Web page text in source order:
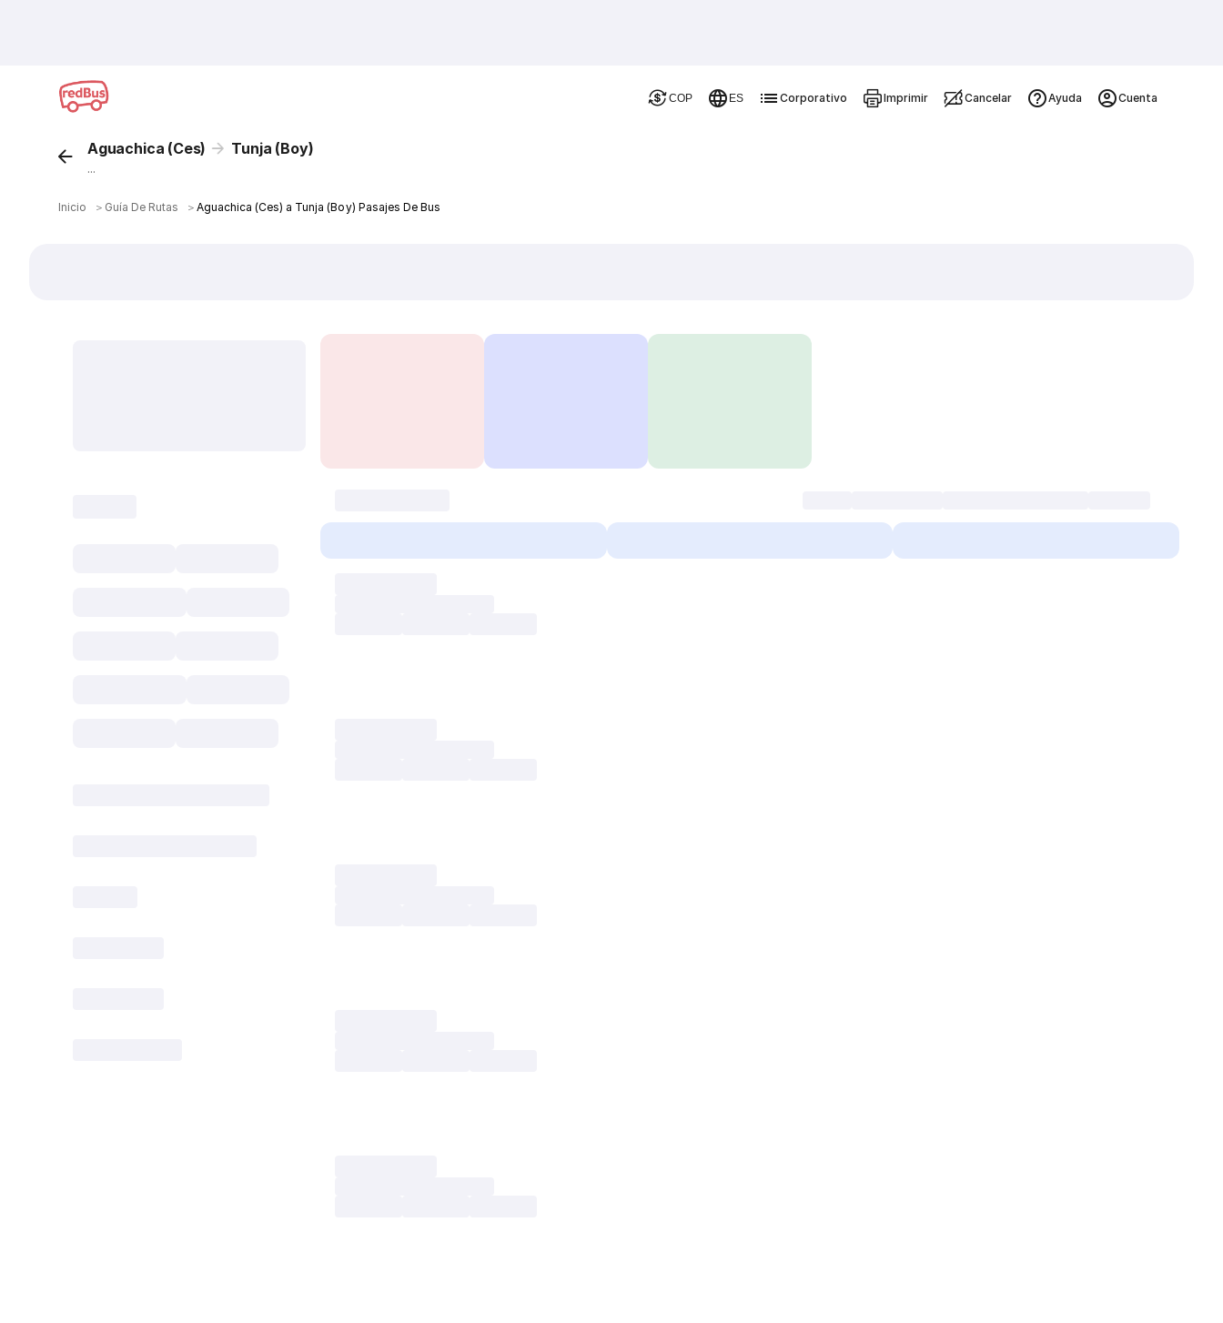
COP ES Corporativo Imprimir Cancelar Ayuda Cuenta
Aguachica (Ces) Tunja (Boy)
...
Inicio ＞ Guía De Rutas ＞Aguachica (Ces) a Tunja (Boy) Pasajes De Bus